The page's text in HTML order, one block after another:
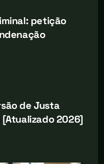
petição
de Justa
[Atualizado 2026]